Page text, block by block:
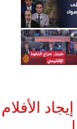
الأفلام